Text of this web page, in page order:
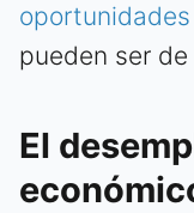
pueden ser
El